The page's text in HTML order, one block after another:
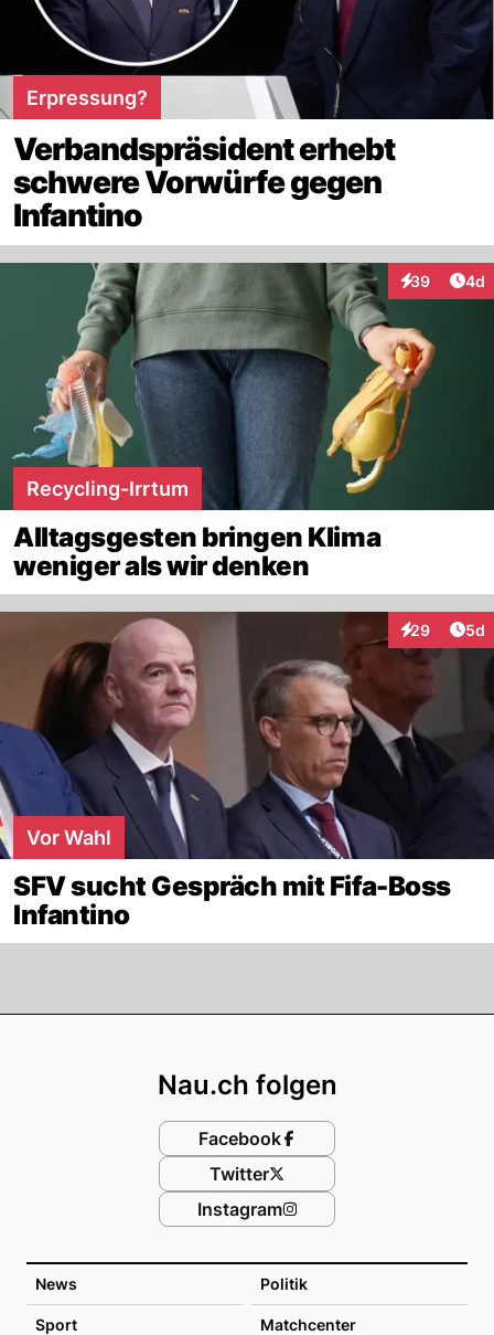
Erpressung?
Verbandspräsident erhebt
schwere Vorwürfe gegen
Infantino
39
Interaktionen
4d
Recycling-Irrtum
Alltagsgesten bringen Klima
weniger als wir denken
29
Interaktionen
5d
Vor Wahl
SFV sucht Gespräch mit Fifa-Boss
Infantino
News Politik
Sport Matchcenter
Nau.ch folgen
Facebook
Twitter
Instagram